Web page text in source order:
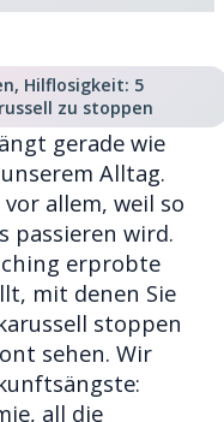
Hilflosigkeit: 5
zu stoppen
gerade wie
Alltag.
allem, weil so
passieren wird.
erprobte
mit denen Sie
stoppen
sehen. Wir
all die